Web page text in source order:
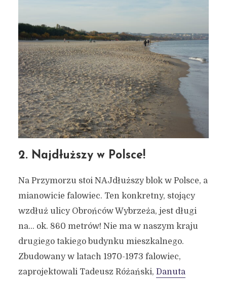
2. Najdłuższy w Polsce!
Na Przymorzu stoi NAJdłuższy blok w Polsce, a
mianowicie falowiec. Ten konkretny, stojący
wzdłuż ulicy Obrońców Wybrzeża, jest długi
na… ok. 860 metrów! Nie ma w naszym kraju
drugiego takiego budynku mieszkalnego.
Zbudowany w latach 1970-1973 falowiec,
zaprojektowali Tadeusz Różański, Danuta